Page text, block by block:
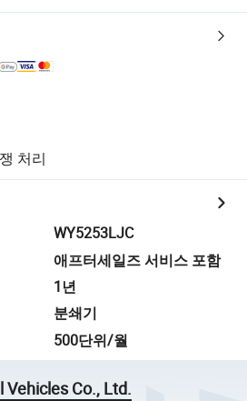
처리
WY5253LJC
애프터세일즈 서비스 포함
1년
분쇄기
500단위/월
Vehicles Co., Ltd.